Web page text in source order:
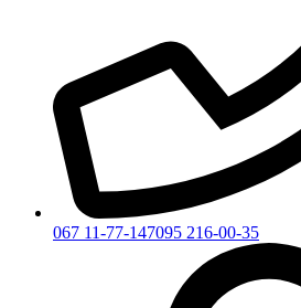
067 11-77-147095 216-00-35